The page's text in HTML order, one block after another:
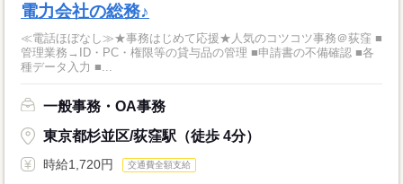
電力会社の総務♪
≪電話ほぼなし≫★事務はじめて応援★人気のコツコツ事務＠荻窪 ■
管理業務→ID・PC・権限等の貸与品の管理 ■申請書の不備確認 ■各
種データ入力 ■...
一般事務・OA事務
東京都杉並区/荻窪駅（徒歩 4分）
時給1,720円 交通費全額支給